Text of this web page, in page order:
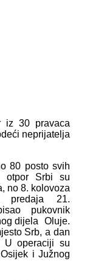
iz 30 pravaca
neprijatelja
80 posto svih
otpor Srbi su
no 8. kolovoza
predaja 21.
pukovnik
dijela Oluje.
Srb, a dan
operaciji su
i Južnog